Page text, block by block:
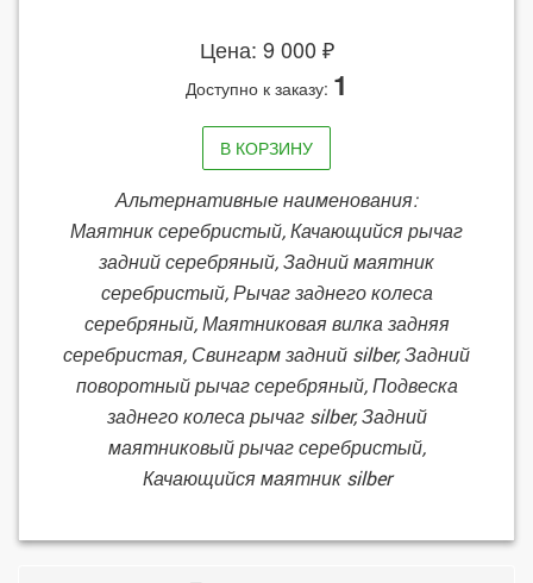
Цена: 9 000 ₽
Доступно к заказу: 1
В КОРЗИНУ
Альтернативные наименования:
Маятник серебристый, Качающийся рычаг
задний серебряный, Задний маятник
серебристый, Рычаг заднего колеса
серебряный, Маятниковая вилка задняя
серебристая, Свингарм задний silber, Задний
поворотный рычаг серебряный, Подвеска
заднего колеса рычаг silber, Задний
маятниковый рычаг серебристый,
Качающийся маятник silber